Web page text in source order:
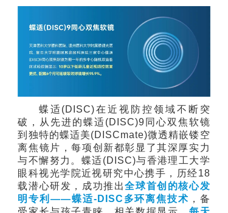
蝶适(DISC)在近视防控领域不断突
破，从先进的蝶适(DISC)9同心双焦软镜
到独特的蝶适美(DISCmate)微透精嵌镂空
离焦镜片，每项创新都彰显了其深厚实力
与不懈努力。蝶适(DISC)与香港理工大学
眼科视光学院近视研究中心携手，历经18
载潜心研发，成功推出全球首创的核心发
明专利——蝶适-DISC多环离焦技术 ，备